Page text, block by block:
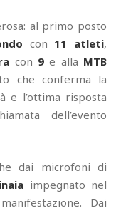
al primo posto
con 11 atleti,
con 9 e alla MTB
che conferma la
e l’ottima risposta
dell’evento
dai microfoni di
impegnato nel
Dai